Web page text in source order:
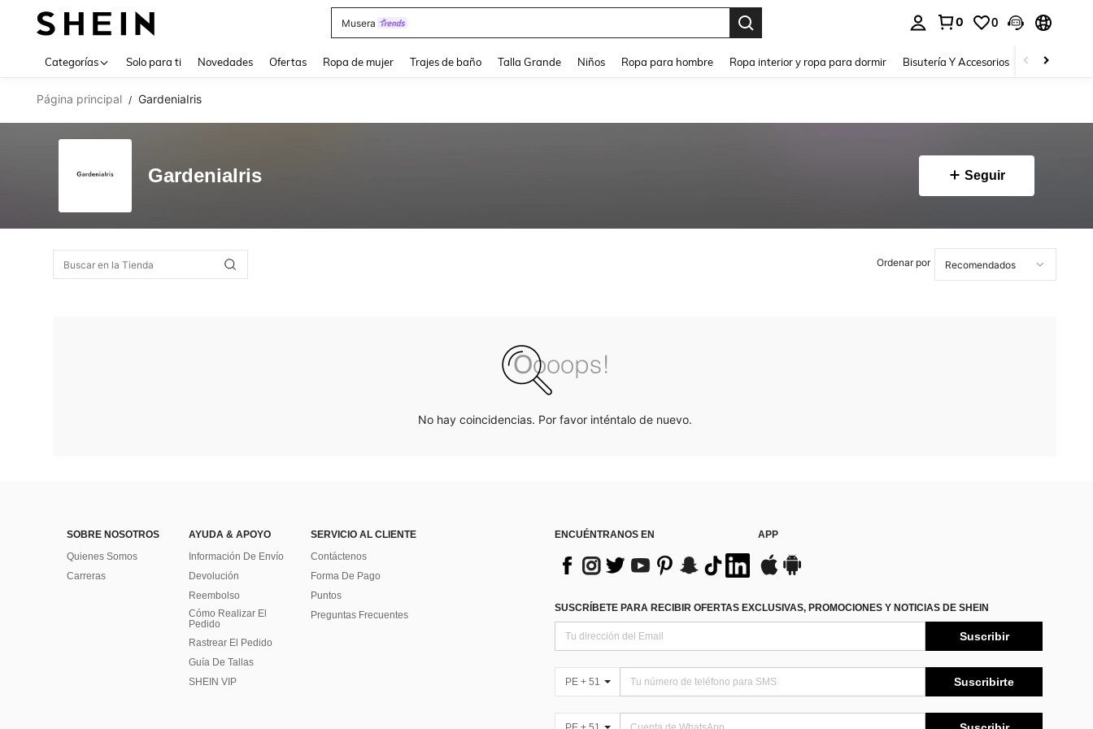
Musera
0 0
Categorías Solo para ti Novedades Ofertas Ropa de mujer Trajes de baño Talla Grande Niños Ropa para hombre Ropa interior y ropa para dormir Bisutería Y Accesorios Zapatos
Página principal / GardeniaIris
GardeniaIris Seguir
Ordenar por
No hay coincidencias. Por favor inténtalo de nuevo.
SOBRE NOSOTROS
Quienes Somos
Carreras
AYUDA & APOYO
Información De Envío
Devolución
Reembolso
Cómo Realizar El
Pedido
Rastrear El Pedido
Guía De Tallas
SHEIN VIP
SERVICIO AL CLIENTE
Contáctenos
Forma De Pago
Puntos
Preguntas Frecuentes
ENCUÉNTRANOS EN APP
SUSCRÍBETE PARA RECIBIR OFERTAS EXCLUSIVAS, PROMOCIONES Y NOTICIAS DE SHEIN
Suscribir
PE + 51 Suscribirte